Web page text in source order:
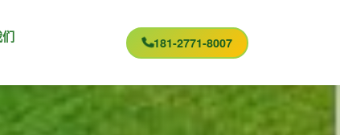
181-2771-8007